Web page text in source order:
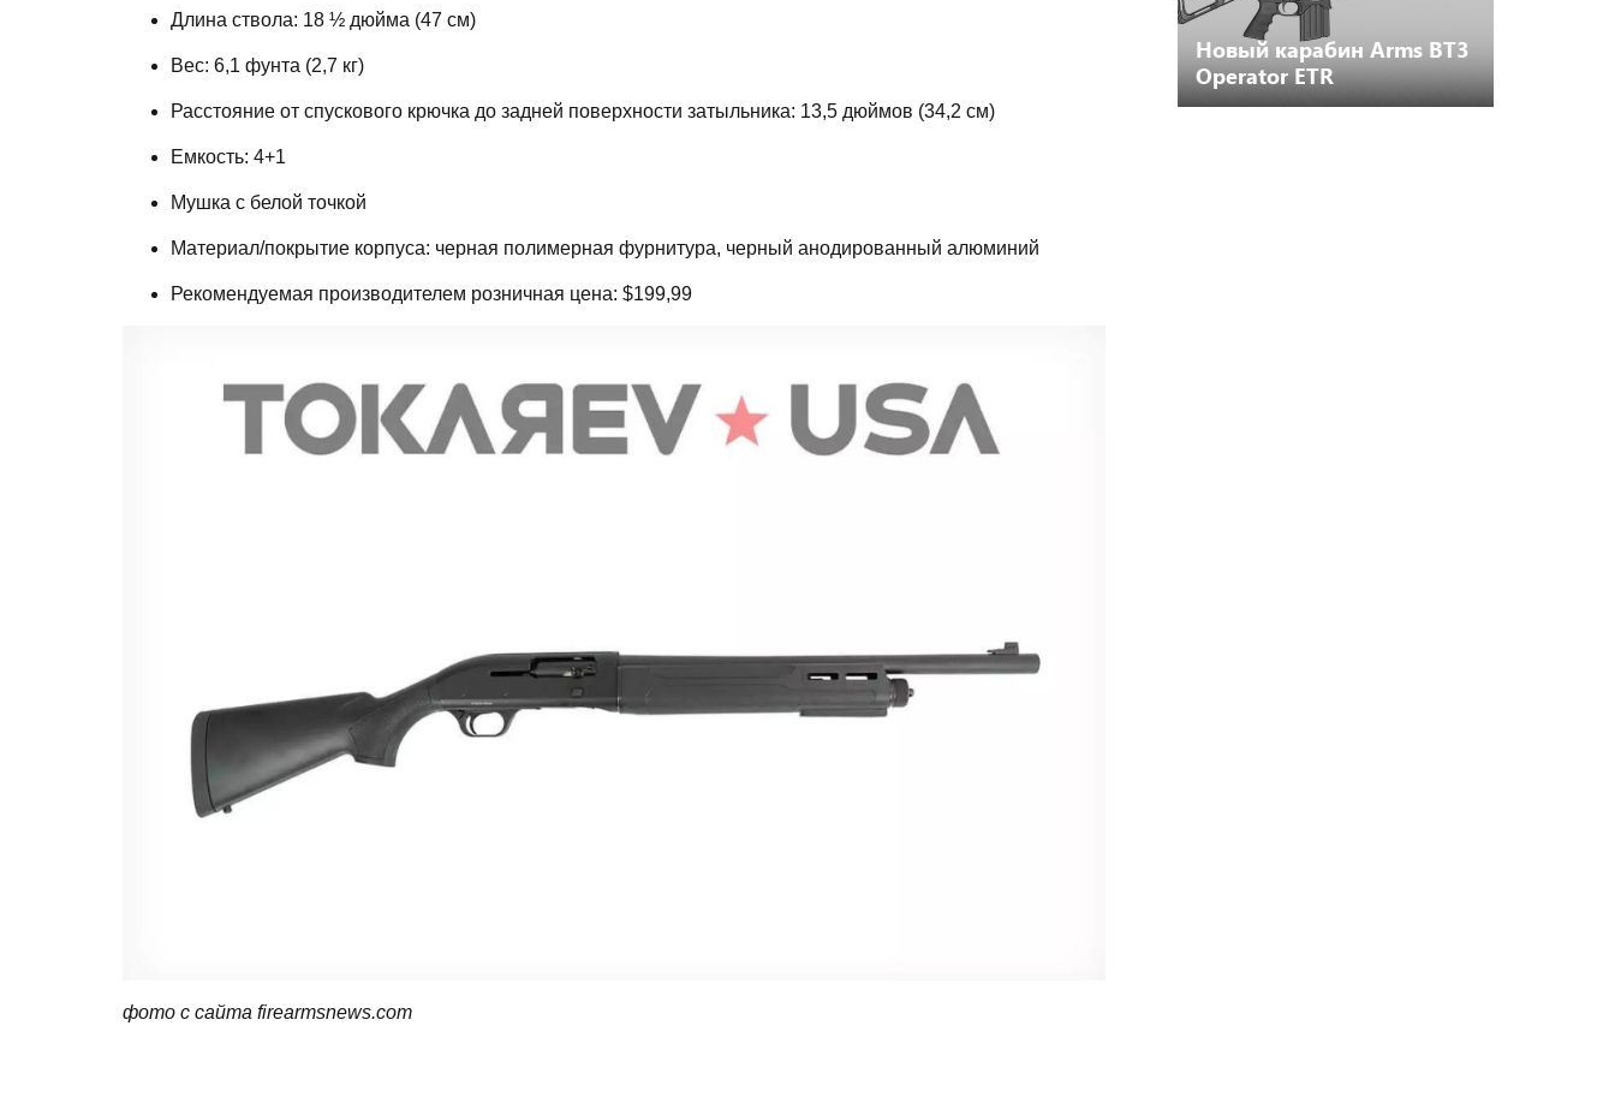
Новый карабин Arms BT3
Operator ETR
Длина ствола: 18 ½ дюйма (47 см)
Вес: 6,1 фунта (2,7 кг)
Расстояние от спускового крючка до задней поверхности затыльника: 13,5 дюймов (34,2 см)
Емкость: 4+1
Мушка с белой точкой
Материал/покрытие корпуса: черная полимерная фурнитура, черный анодированный алюминий
Рекомендуемая производителем розничная цена: $199,99
фото с сайта firearmsnews.com